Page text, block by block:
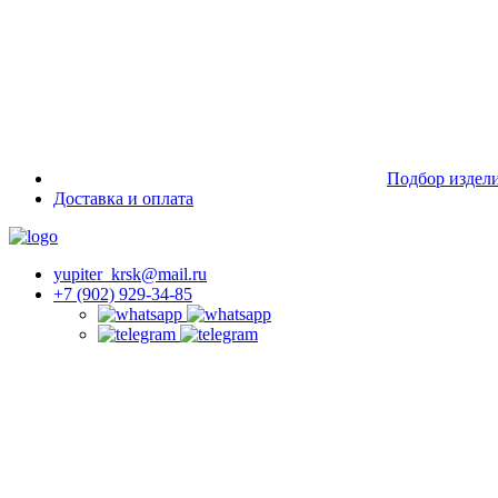
Подбор
Доставка и оплата
yupiter_krsk@mail.ru
+7 (902) 929-34-85